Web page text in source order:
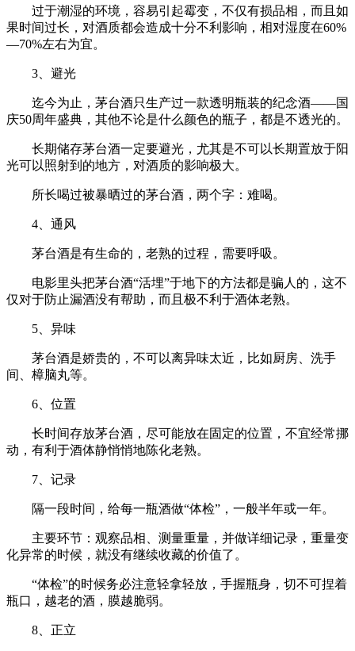
过于潮湿的环境，容易引起霉变，不仅有损品相，而且如
果时间过长，对酒质都会造成十分不利影响，相对湿度在60%
—70%左右为宜。
3、避光
迄今为止，茅台酒只生产过一款透明瓶装的纪念酒——国
庆50周年盛典，其他不论是什么颜色的瓶子，都是不透光的。
长期储存茅台酒一定要避光，尤其是不可以长期置放于阳
光可以照射到的地方，对酒质的影响极大。
所长喝过被暴晒过的茅台酒，两个字：难喝。
4、通风
茅台酒是有生命的，老熟的过程，需要呼吸。
电影里头把茅台酒“活埋”于地下的方法都是骗人的，这不
仅对于防止漏酒没有帮助，而且极不利于酒体老熟。
5、异味
茅台酒是娇贵的，不可以离异味太近，比如厨房、洗手
间、樟脑丸等。
6、位置
长时间存放茅台酒，尽可能放在固定的位置，不宜经常挪
动，有利于酒体静悄悄地陈化老熟。
7、记录
隔一段时间，给每一瓶酒做“体检”，一般半年或一年。
主要环节：观察品相、测量重量，并做详细记录，重量变
化异常的时候，就没有继续收藏的价值了。
“体检”的时候务必注意轻拿轻放，手握瓶身，切不可捏着
瓶口，越老的酒，膜越脆弱。
8、正立